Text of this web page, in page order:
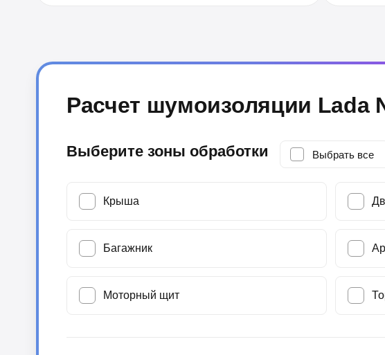
Расчет шумоизоляции Lada
Выберите зоны обработки Выбрать все
Крыша
Багажник
Моторный щит